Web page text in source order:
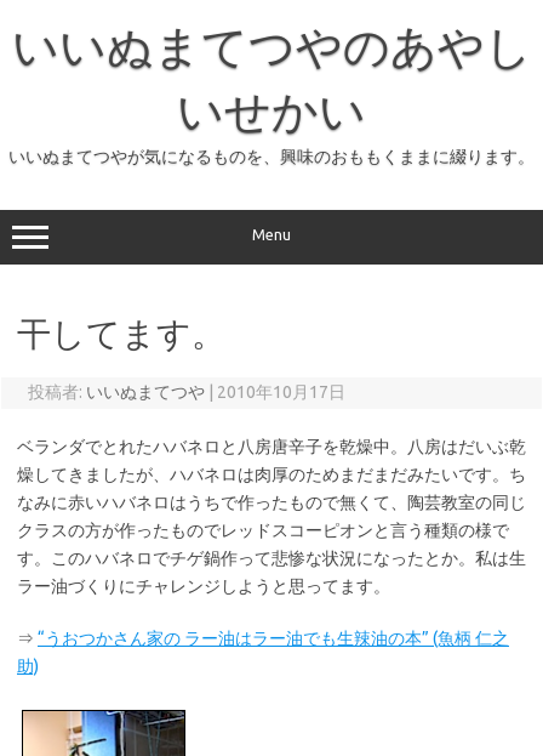
プ
いいぬまてつやのあやし
いせかい
いいぬまてつやが気になるものを、興味のおももくままに綴ります。
Menu
干してます。
投稿者: いいぬまてつや 2010年10月17日
ベランダでとれたハバネロと八房唐辛子を乾燥中。八房はだいぶ乾
燥してきましたが、ハバネロは肉厚のためまだまだみたいです。ち
なみに赤いハバネロはうちで作ったもので無くて、陶芸教室の同じ
クラスの方が作ったものでレッドスコーピオンと言う種類の様で
す。このハバネロでチゲ鍋作って悲惨な状況になったとか。私は生
ラー油づくりにチャレンジしようと思ってます。
⇒ “うおつかさん家の ラー油はラー油でも生辣油の本” (魚柄 仁之
助)